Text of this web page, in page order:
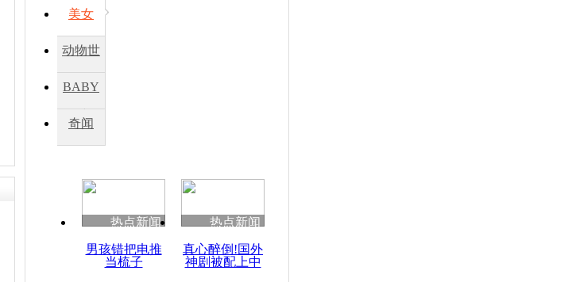
四川兴文苗乡上万人欢
度苗族花山节
美女
动物世
BABY
秀
奇闻
热点新闻
男孩错把电推
当梳子
热点新闻
真心醉倒!国外
神剧被配上中